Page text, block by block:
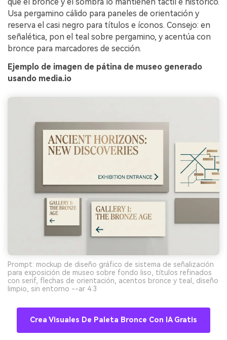
Usa pergamino cálido para paneles de orientación y
reserva el casi negro para títulos e íconos. Consejo: en
señalética, pon el teal sobre pergamino, y acentúa con
bronce para marcadores de sección.
Ejemplo de imagen de pátina de museo generado
usando media.io
Prompt: mockup de diseño gráfico de sistema de señalización
para exposición de museo sobre fondo liso, títulos refinados
con serif, flechas de orientación, acentos bronce y teal, diseño
limpio, sin entorno --ar 4:3
Crea Visuales De Paleta Bronce Con IA Gratis